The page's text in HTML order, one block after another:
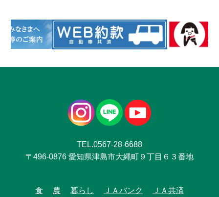
TEL.0567-28-6688
〒496-0876 愛知県津島市大縄町９丁目６３番地
食 農 暮らし ＪＡバンク ＪＡ共済